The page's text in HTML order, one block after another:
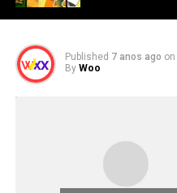
Published 7 anos ago on
By Woo